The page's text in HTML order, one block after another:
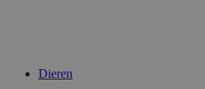
Dieren